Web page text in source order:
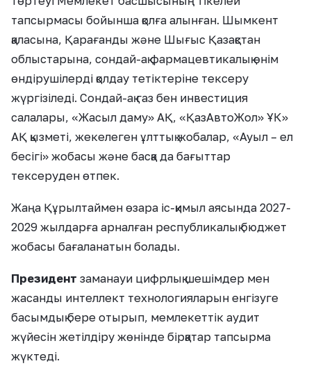
тапсырмасы бойынша қолға алынған. Шымкент
қаласына, Қарағанды және Шығыс Қазақстан
облыстарына, сондай-ақ фармацевтикалық өнім
өндірушілерді қолдау тетіктеріне тексеру
жүргізіледі. Сондай-ақ газ бен инвестиция
салалары, «Жасыл даму» АҚ, «ҚазАвтоЖол» ҰК»
АҚ қызметі, жекелеген ұлттық жобалар, «Ауыл – ел
бесігі» жобасы және басқа да бағыттар
тексеруден өтпек.
Жаңа Құрылтаймен өзара іс-қимыл аясында 2027-
2029 жылдарға арналған республикалық бюджет
жобасы бағаланатын болады.
Президент заманауи цифрлық шешімдер мен
жасанды интеллект технологияларын енгізуге
басымдық бере отырып, мемлекеттік аудит
жүйесін жетілдіру жөнінде бірқатар тапсырма
жүктеді.